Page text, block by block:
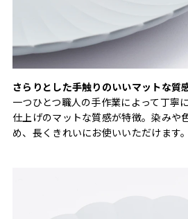
さらりとした手触りのいいマットな質
一つひとつ職人の手作業によって丁寧
仕上げのマットな質感が特徴。染みや
め、長くきれいにお使いいただけます。